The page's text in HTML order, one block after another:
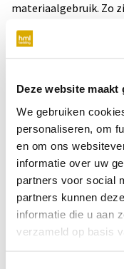
Deze website
We gebruiken
personaliseren, om
en om ons
informatie over uw
partners voor social
partners kunnen
informatie die u aan
verzameld op basis
materiaalgebruik. Zo
dekbedden met een
dons, katoen, wol en
Wil je een luxe
dekbed iets breder is
kun je het mooi over
topper draperen,
hoteluitstraling krijgt.
Uit hygiënisch
meteen strak op te
goed om het dekbed